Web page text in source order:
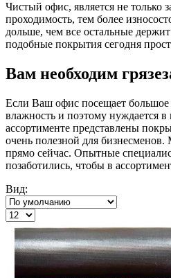
Чистый офис, является не только
проходимость, тем более
дольше, чем все остальные
подобные покрытия сегодня
Вам необходим
Если Ваш офис посещает большое
влажность и поэтому нуждается
ассортименте представлены
очень полезной для
прямо сейчас. Опытные
позаботились, чтобы в
Вид: